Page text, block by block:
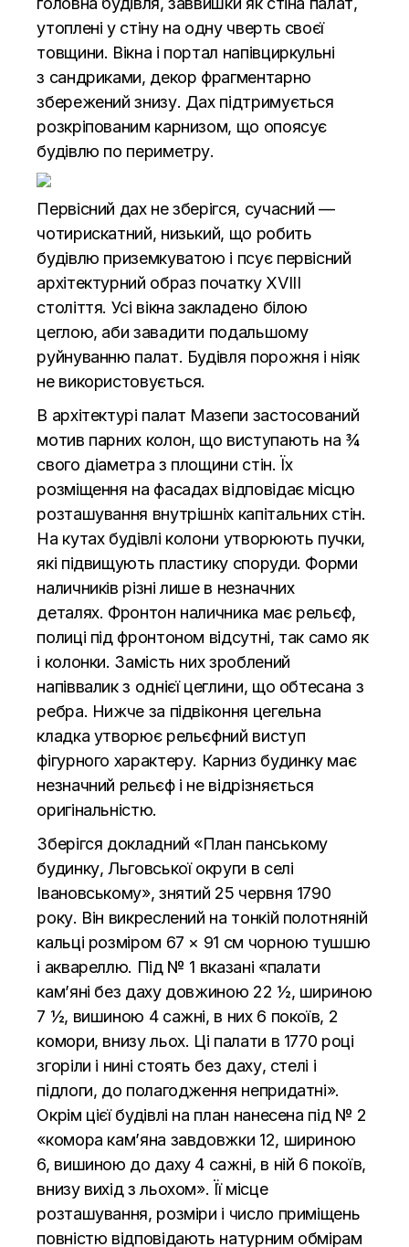
утоплені у стіну на одну чверть своєї
товщини. Вікна і портал напівциркульні
з сандриками, декор фрагментарно
збережений знизу. Дахпідтримується
розкріпованим карнизом, що опоясує
будівлю по периметру.
Первісний дах не зберігся, сучасний —
чотирискатний, низький, що робить
будівлю приземкуватою і псує первісний
архітектурний образ початку XVIII
століття. Усі вікна закладено білою
цеглою, аби завадити подальшому
руйнуванню палат. Будівля порожня і ніяк
не використовується.
В архітектурі палат Мазепи застосований
мотив парних колон, що виступають на ¾
свого діаметра з площини стін. Їх
розміщення на фасадах відповідає місцю
розташування внутрішніх капітальних стін.
На кутах будівлі колони утворюють пучки,
які підвищують пластику споруди. Форми
наличників різні лише в незначних
деталях. Фронтон наличника має рельєф,
полиці під фронтоном відсутні, так само як
і колонки. Замість них зроблений
напіввалик з однієї цеглини, що обтесана з
ребра. Нижче за підвіконня цегельна
кладка утворює рельєфний виступ
фігурного характеру. Карниз будинку має
незначний рельєф і не відрізняється
оригінальністю.
Зберігся докладний «План панському
будинку, Льговської округи в селі
Івановському», знятий 25 червня 1790
року. Він викреслений на тонкій полотняній
кальці розміром 67 × 91 см чорною тушшю
і аквареллю. Під № 1 вказані «палати
кам’яні без даху довжиною 22 ½, шириною
7 ½, вишиною 4 сажні, в них 6 покоїв, 2
комори, внизу льох. Ці палати в 1770 році
згоріли і нині стоять без даху, стелі і
підлоги, до полагодження непридатні».
Окрім цієї будівлі на план нанесена під № 2
«комора кам’яна завдовжки 12, шириною
6, вишиною до даху 4 сажні, в ній 6 покоїв,
внизу вихід з льохом». Її місце
розташування, розміри і число приміщень
повністю відповідають натурним обмірам